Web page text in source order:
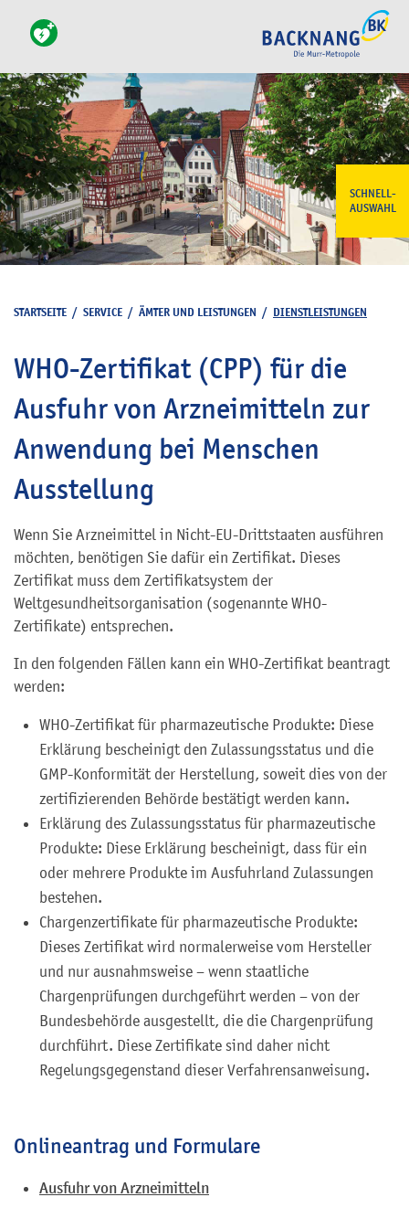
SCHNELL-
AUSWAHL
STARTSEITE / SERVICE / ÄMTER UND LEISTUNGEN / DIENSTLEISTUNGEN
WHO-Zertifikat (CPP) für die
Ausfuhr von Arzneimitteln zur
Anwendung bei Menschen
Ausstellung
Wenn Sie Arzneimittel in Nicht-EU-Drittstaaten ausführen
möchten, benötigen Sie dafür ein Zertifikat. Dieses
Zertifikat muss dem Zertifikatsystem der
Weltgesundheitsorganisation (sogenannte WHO-
Zertifikate) entsprechen.
In den folgenden Fällen kann ein WHO-Zertifikat beantragt
werden:
WHO-Zertifikat für pharmazeutische Produkte: Diese
Erklärung bescheinigt den Zulassungsstatus und die
GMP-Konformität der Herstellung, soweit dies von der
zertifizierenden Behörde bestätigt werden kann.
Erklärung des Zulassungsstatus für pharmazeutische
Produkte: Diese Erklärung bescheinigt, dass für ein
oder mehrere Produkte im Ausfuhrland Zulassungen
bestehen.
Chargenzertifikate für pharmazeutische Produkte:
Dieses Zertifikat wird normalerweise vom Hersteller
und nur ausnahmsweise – wenn staatliche
Chargenprüfungen durchgeführt werden – von der
Bundesbehörde ausgestellt, die die Chargenprüfung
durchführt. Diese Zertifikate sind daher nicht
Regelungsgegenstand dieser Verfahrensanweisung.
Onlineantrag und Formulare
Ausfuhr von Arzneimitteln